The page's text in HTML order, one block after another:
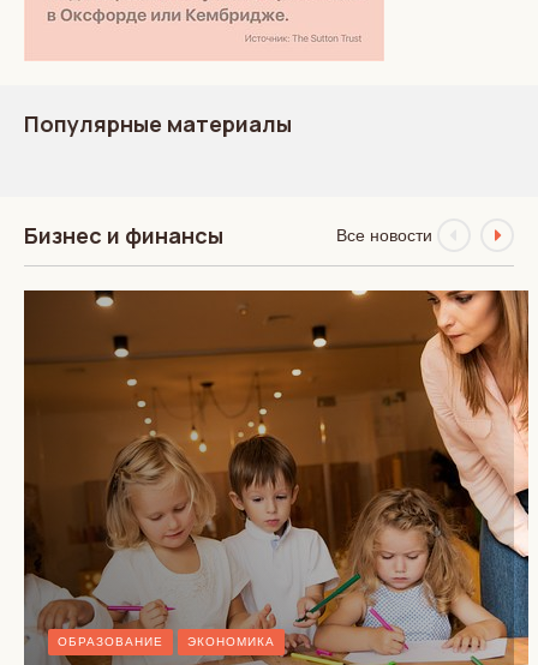
Популярные материалы
Бизнес и финансы Все новости
ОБРАЗОВАНИЕ ЭКОНОМИКА